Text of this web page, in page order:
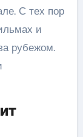
С тех пор
и
рубежом.